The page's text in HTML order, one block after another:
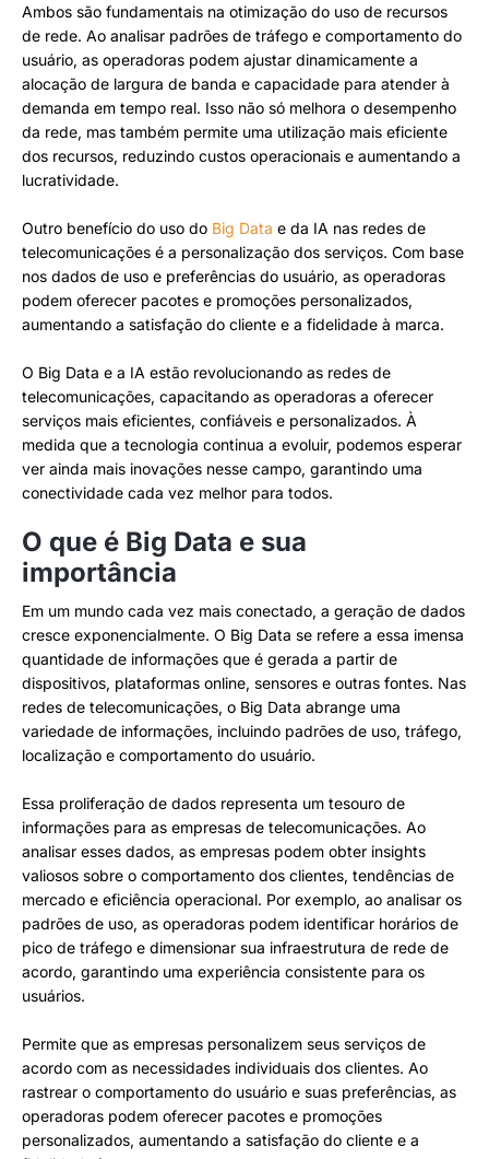
Ambos são fundamentais na otimização do uso de recursos
de rede. Ao analisar padrões de tráfego e comportamento do
usuário, as operadoras podem ajustar dinamicamente a
alocação de largura de banda e capacidade para atender à
demanda em tempo real. Isso não só melhora o desempenho
da rede, mas também permite uma utilização mais eficiente
dos recursos, reduzindo custos operacionais e aumentando a
lucratividade.
Outro benefício do uso do Big Data e da IA nas redes de
telecomunicações é a personalização dos serviços. Com base
nos dados de uso e preferências do usuário, as operadoras
podem oferecer pacotes e promoções personalizados,
aumentando a satisfação do cliente e a fidelidade à marca.
O Big Data e a IA estão revolucionando as redes de
telecomunicações, capacitando as operadoras a oferecer
serviços mais eficientes, confiáveis ​​e personalizados. À
medida que a tecnologia continua a evoluir, podemos esperar
ver ainda mais inovações nesse campo, garantindo uma
conectividade cada vez melhor para todos.
O que é Big Data e sua
importância
Em um mundo cada vez mais conectado, a geração de dados
cresce exponencialmente. O Big Data se refere a essa imensa
quantidade de informações que é gerada a partir de
dispositivos, plataformas online, sensores e outras fontes. Nas
redes de telecomunicações, o Big Data abrange uma
variedade de informações, incluindo padrões de uso, tráfego,
localização e comportamento do usuário.
Essa proliferação de dados representa um tesouro de
informações para as empresas de telecomunicações. Ao
analisar esses dados, as empresas podem obter insights
valiosos sobre o comportamento dos clientes, tendências de
mercado e eficiência operacional. Por exemplo, ao analisar os
padrões de uso, as operadoras podem identificar horários de
pico de tráfego e dimensionar sua infraestrutura de rede de
acordo, garantindo uma experiência consistente para os
usuários.
Permite que as empresas personalizem seus serviços de
acordo com as necessidades individuais dos clientes. Ao
rastrear o comportamento do usuário e suas preferências, as
operadoras podem oferecer pacotes e promoções
personalizados, aumentando a satisfação do cliente e a